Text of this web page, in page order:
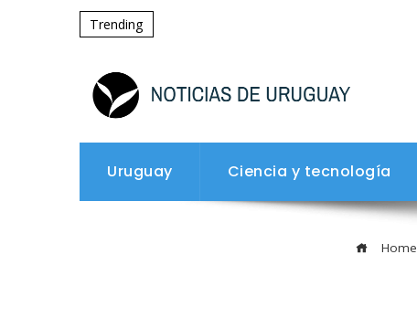
Trending
Uruguay Ciencia y tecnología
Home